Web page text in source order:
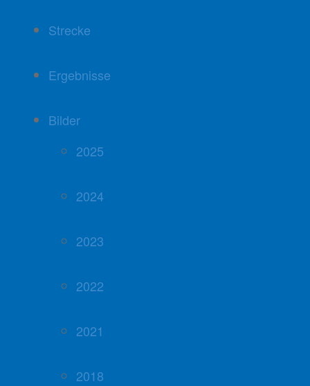
Strecke
Ergebnisse
Bilder
2025
2024
2023
2022
2021
2018